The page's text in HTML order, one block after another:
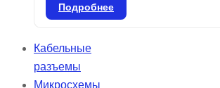
герметик, обладающий
свойствами. Он обеспечивает
надежную герметизацию,
предотвращая попадание влаги и
Подробнее
Кабельные
разъемы
Микросхемы